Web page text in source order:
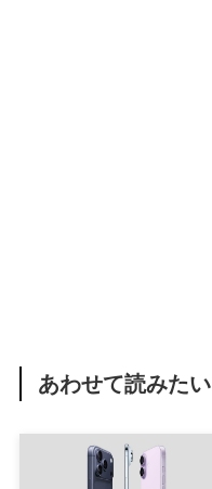
あわせて読みたい